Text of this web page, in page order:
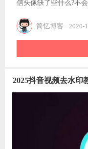
一年一度的中秋国庆
信头像缺了些什么?不
属头像吧。搜索小程
小程序点击获取头像2020-